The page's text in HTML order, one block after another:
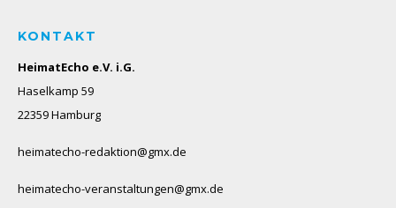
KONTAKT
HeimatEcho e.V. i.G.
Haselkamp 59
22359 Hamburg
heimatecho-redaktion@gmx.de
heimatecho-veranstaltungen@gmx.de